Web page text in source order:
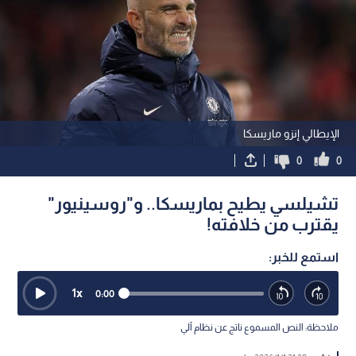
الإيطالي إنزو ماريسكا
0
0
تشيلسي يطيح بماريسكا.. و"روسينيور"
يقترب من خلافته!
استمع للخبر:
0:00
1x
ملاحظة: النص المسموع ناتج عن نظام آلي